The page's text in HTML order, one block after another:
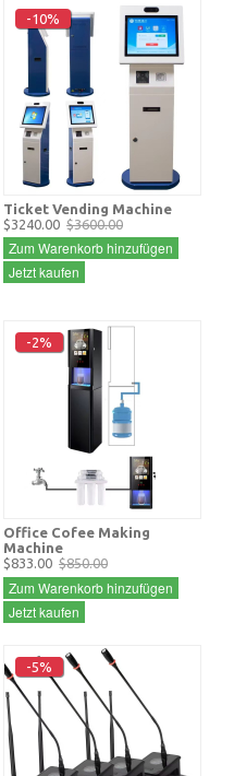
-10%
Ticket Vending Machine
$3240.00 $3600.00
Zum Warenkorb hinzufügen
Jetzt kaufen
-2%
Office Cofee Making
Machine
$833.00 $850.00
Zum Warenkorb hinzufügen
Jetzt kaufen
-5%